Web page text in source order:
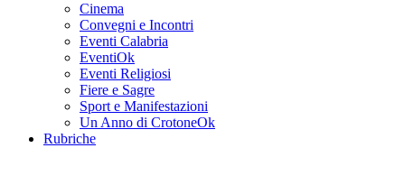
Cinema
Convegni e Incontri
Eventi Calabria
EventiOk
Eventi Religiosi
Fiere e Sagre
Sport e Manifestazioni
Un Anno di CrotoneOk
Rubriche